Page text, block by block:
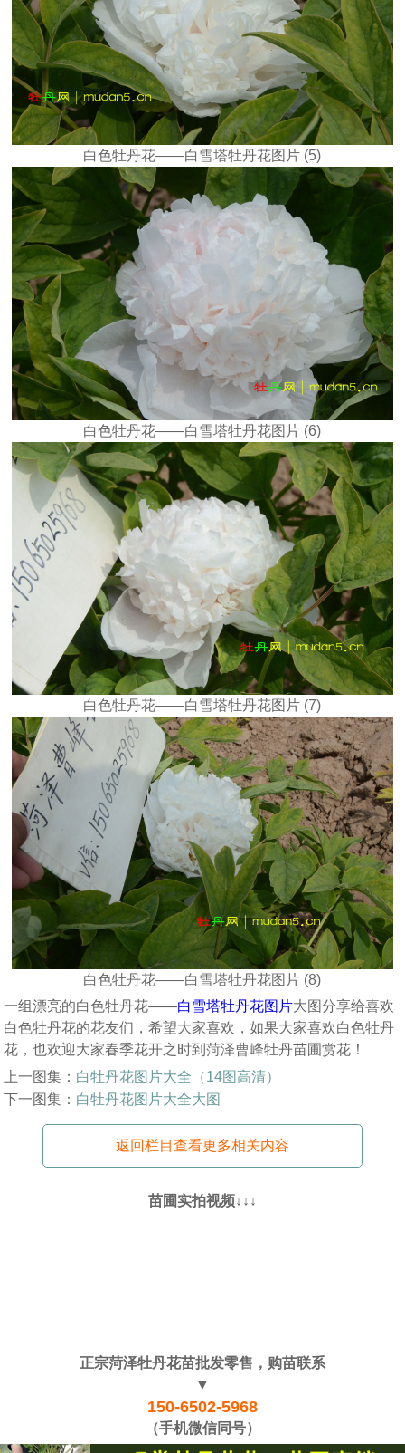
白色牡丹花——白雪塔牡丹花图片 (5)
白色牡丹花——白雪塔牡丹花图片 (6)
白色牡丹花——白雪塔牡丹花图片 (7)
白色牡丹花——白雪塔牡丹花图片 (8)
一组漂亮的白色牡丹花——白雪塔牡丹花图片大图分享给喜欢
白色牡丹花的花友们，希望大家喜欢，如果大家喜欢白色牡丹
花，也欢迎大家春季花开之时到菏泽曹峰牡丹苗圃赏花！
上一图集： 白牡丹花图片大全（14图高清）
下一图集： 白牡丹花图片大全大图
返回栏目查看更多相关内容
苗圃实拍视频↓↓↓
正宗菏泽牡丹花苗批发零售，购苗联系
▼
150-6502-5968
（手机微信同号）